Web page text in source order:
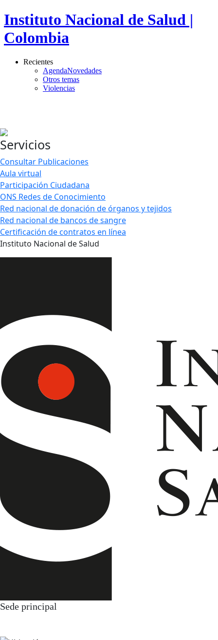
Servicios
Consultar Publicaciones
Aula virtual
Participación Ciudadana
ONS Redes de Conocimiento
Red nacional de donación de órganos y tejidos
Red nacional de bancos de sangre
Certificación de contratos en línea
Instituto Nacional de Salud
Sede principal